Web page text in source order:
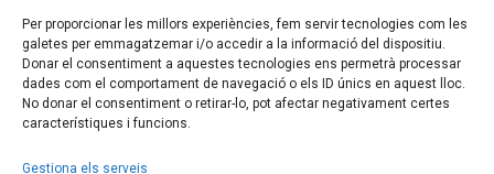
Per proporcionar les millors experiències, fem servir tecnologies com les
galetes per emmagatzemar i/o accedir a la informació del dispositiu.
Donar el consentiment a aquestes tecnologies ens permetrà processar
dades com el comportament de navegació o els ID únics en aquest lloc.
No donar el consentiment o retirar-lo, pot afectar negativament certes
característiques i funcions.
Gestiona els serveis
obtindreu els millors preus com a hoste, i us ajudarem a gaudir
del país de la manera més gratificant i coherent.
Seguiu-nos a